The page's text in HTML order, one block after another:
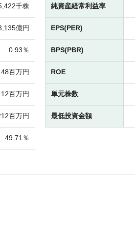
千株
億円
0.93％
百万円
百万円
百万円
49.71％
純資産経常利益率
EPS(PER)
BPS(PBR)
ROE
単元株数
最低投資金額